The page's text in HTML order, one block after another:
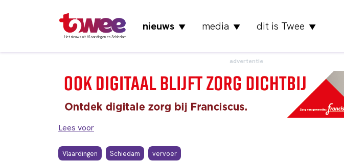
Het nieuws uit Vlaardingen en Schiedam
nieuws▼ media ▼ dit is Twee ▼
advertentie
Lees voor
Vlaardingen Schiedam vervoer